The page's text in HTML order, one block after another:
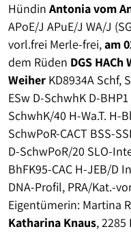
Hündin Antonia vom
APoE/J APuE/J WA/J
vorl.frei Merle-frei,am
dem Rüden DGS
Weiher KD8934A Schf,
ESw D-SchwhK D-
SchwhK/40 H-Wa.T. H-
SchwPoR-CACT BSS-
D-SchwPoR/20 SLO-
BhFK95-CAC H-JEB/D
DNA-Profil, PRA/Kat.-
Eigentümerin: Martina
Katharina Knaus, 2285